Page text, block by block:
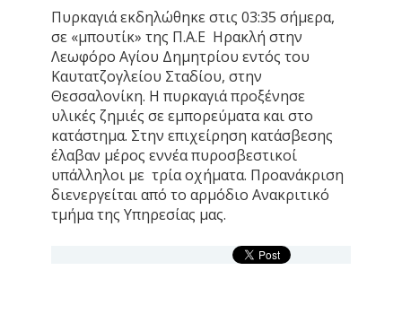
Πυρκαγιά εκδηλώθηκε στις 03:35 σήμερα,
σε «μπουτίκ» της Π.Α.Ε Ηρακλή στην
Λεωφόρο Αγίου Δημητρίου εντός του
Καυτατζογλείου Σταδίου, στην
Θεσσαλονίκη. Η πυρκαγιά προξένησε
υλικές ζημιές σε εμπορεύματα και στο
κατάστημα. Στην επιχείρηση κατάσβεσης
έλαβαν μέρος εννέα πυροσβεστικοί
υπάλληλοι με τρία οχήματα. Προανάκριση
διενεργείται από το αρμόδιο Ανακριτικό
τμήμα της Υπηρεσίας μας.